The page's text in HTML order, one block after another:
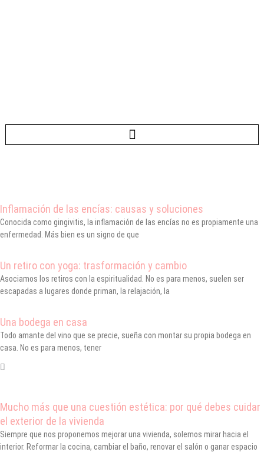
Inflamación de las encías: causas y soluciones
Conocida como gingivitis, la inflamación de las encías no es propiamente una
enfermedad. Más bien es un signo de que
Un retiro con yoga: trasformación y cambio
Asociamos los retiros con la espiritualidad. No es para menos, suelen ser
escapadas a lugares donde priman, la relajación, la
Una bodega en casa
Todo amante del vino que se precie, sueña con montar su propia bodega en
casa. No es para menos, tener
Mucho más que una cuestión estética: por qué debes cuidar
el exterior de la vivienda
Siempre que nos proponemos mejorar una vivienda, solemos mirar hacia el
interior. Reformar la cocina, cambiar el baño, renovar el salón o ganar espacio